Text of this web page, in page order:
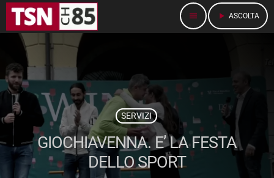
menu play_arrow ASCOLTA
SERVIZI
GIOCHIAVENNA. E’ LA FESTA
DELLO SPORT